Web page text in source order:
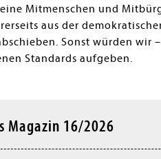
Mitmenschen und
aus der
Sonst würden wir
Standards aufgeben.
Magazin 16/2026